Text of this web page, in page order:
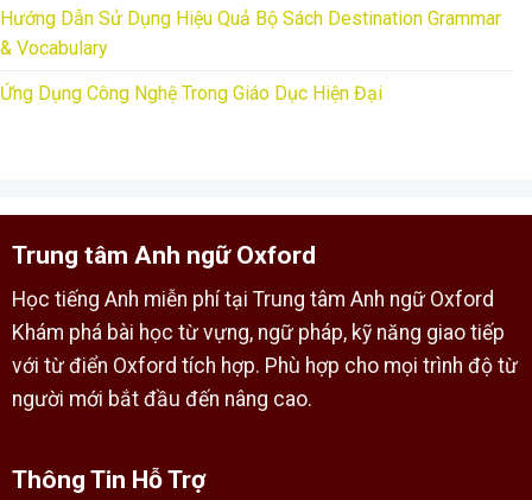
Hướng Dẫn Sử Dụng Hiệu Quả Bộ Sách Destination Grammar
& Vocabulary
Ứng Dụng Công Nghệ Trong Giáo Dục Hiện Đại
Trung tâm Anh ngữ Oxford
Học tiếng Anh miễn phí tại Trung tâm Anh ngữ Oxford
Khám phá bài học từ vựng, ngữ pháp, kỹ năng giao tiếp
với từ điển Oxford tích hợp. Phù hợp cho mọi trình độ từ
người mới bắt đầu đến nâng cao.
Thông Tin Hỗ Trợ